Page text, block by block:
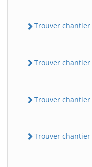
Trouver chantier
Trouver chantier
Trouver chantier
Trouver chantier